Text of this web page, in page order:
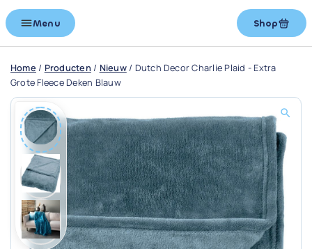
Menu Shop
Home / Producten/ Nieuw/ Dutch Decor Charlie Plaid - Extra
Grote Fleece Deken Blauw